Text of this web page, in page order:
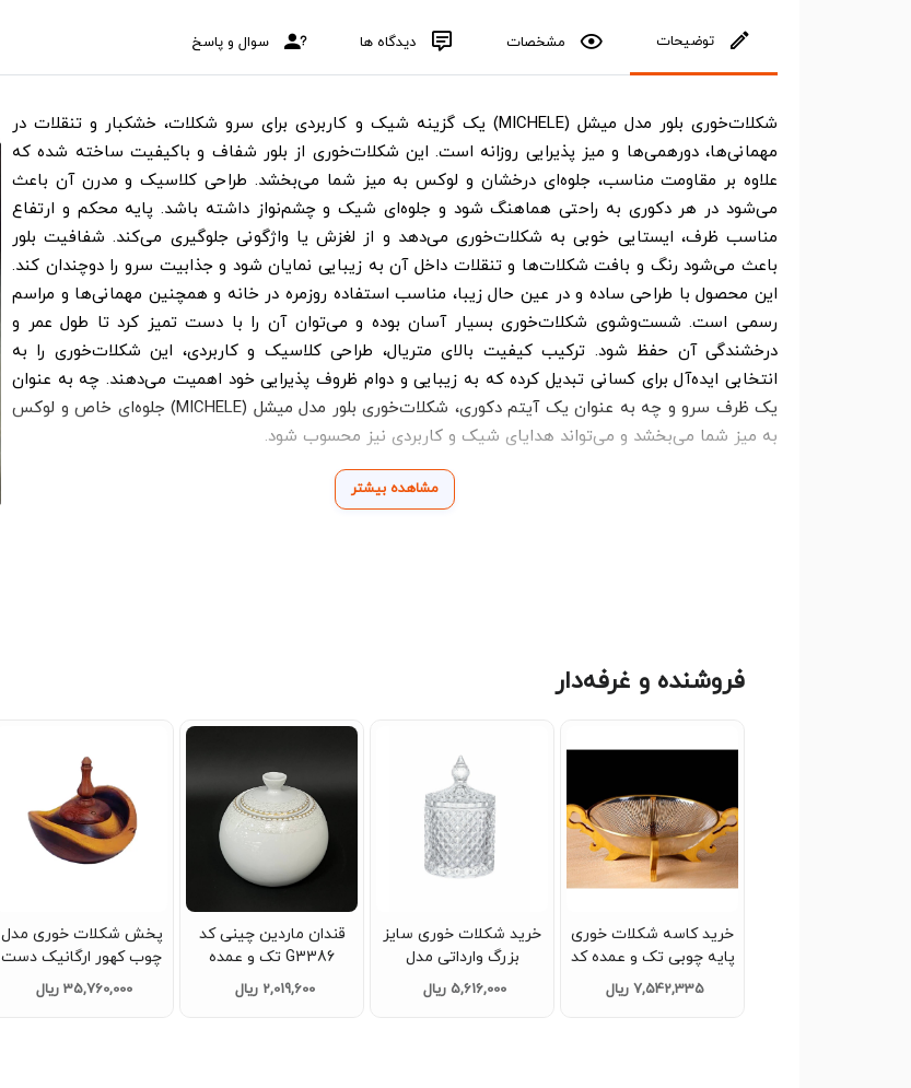
توضیحات مشخصات دیدگاه ها سوال و پاسخ
شکلات‌خوری بلور مدل میشل (MICHELE) یک گزینه شیک و کاربردی برای سرو شکلات، خشکبار و تنقلات در
مهمانی‌ها، دورهمی‌ها و میز پذیرایی روزانه است. این شکلات‌خوری از بلور شفاف و باکیفیت ساخته شده که
علاوه بر مقاومت مناسب، جلوه‌ای درخشان و لوکس به میز شما می‌بخشد. طراحی کلاسیک و مدرن آن باعث
می‌شود در هر دکوری به راحتی هماهنگ شود و جلوه‌ای شیک و چشم‌نواز داشته باشد. پایه محکم و ارتفاع
مناسب ظرف، ایستایی خوبی به شکلات‌خوری می‌دهد و از لغزش یا واژگونی جلوگیری می‌کند. شفافیت بلور
باعث می‌شود رنگ و بافت شکلات‌ها و تنقلات داخل آن به زیبایی نمایان شود و جذابیت سرو را دوچندان کند.
این محصول با طراحی ساده و در عین حال زیبا، مناسب استفاده روزمره در خانه و همچنین مهمانی‌ها و مراسم
رسمی است. شست‌وشوی شکلات‌خوری بسیار آسان بوده و می‌توان آن را با دست تمیز کرد تا طول عمر و
درخشندگی آن حفظ شود. ترکیب کیفیت بالای متریال، طراحی کلاسیک و کاربردی، این شکلات‌خوری را به
انتخابی ایده‌آل برای کسانی تبدیل کرده که به زیبایی و دوام ظروف پذیرایی خود اهمیت می‌دهند. چه به عنوان
یک ظرف سرو و چه به عنوان یک آیتم دکوری، شکلات‌خوری بلور مدل میشل (MICHELE) جلوه‌ای خاص و لوکس
به میز شما می‌بخشد و می‌تواند هدایای شیک و کاربردی نیز محسوب شود.
مشاهده بیشتر
فروشنده و غرفه‌دار
خرید کاسه شکلات خوری
پایه چوبی تک و عمده کد
Z623
7,542,335 ریال
خرید شکلات خوری سایز
بزرگ وارداتی مدل
کریستالی تک و عمده کد
Z349
5,616,000 ریال
قندان ماردین چینی کد
G3386 تک و عمده
2,019,600 ریال
پخش شکلات خوری مدل
چوب کهور ارگانیک دست
ساز تک و عمده عمده کد
35,760,000 ریال